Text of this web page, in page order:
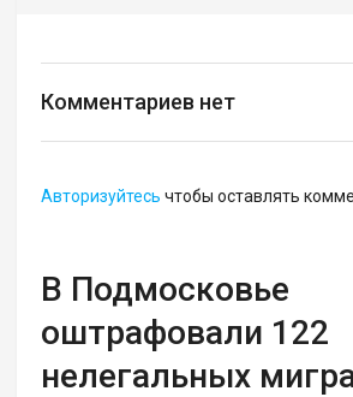
Комментариев нет
Авторизуйтесь чтобы оставлять
В Подмосковье
оштрафовали 122
нелегальных